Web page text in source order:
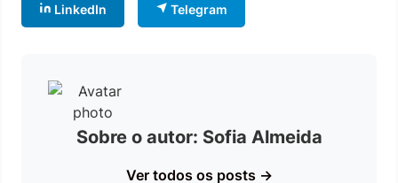
LinkedIn Telegram
Sobre o autor: Sofia Almeida
Ver todos os posts →